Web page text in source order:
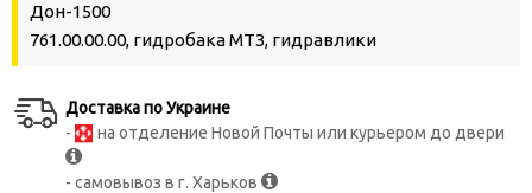
Дон-1500
761.00.00.00, гидробака МТЗ, гидравлики
Доставка по Украине
-
на отделение Новой Почты или курьером до двери
- самовывоз в г. Харьков